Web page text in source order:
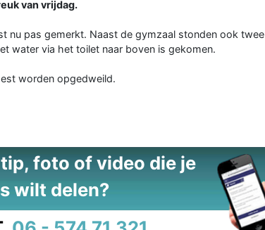
van vrijdag.
nu pas gemerkt. Naast de gymzaal stonden ook twee
water via het toilet naar boven is gekomen.
worden opgedweild.
foto of video die je
wilt delen?